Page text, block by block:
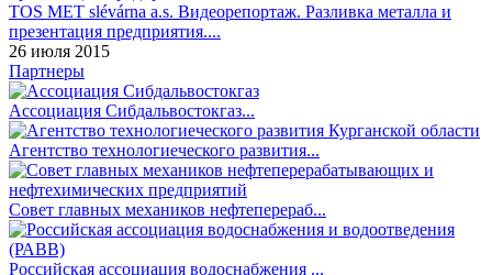
TOS MET slévárna a.s. Видеорепортаж. Разливка металла и
презентация предприятия....
26 июля 2015
Партнеры
Ассоциация Сибдальвостокгаз...
Агентство технологиеческого развития...
Совет главных механиков нефтеперераб...
Российская ассоциация водоснабжения ...